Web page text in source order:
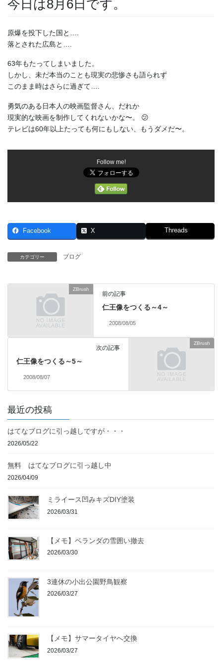
今日は8月6日です。
原爆を投下した国と….
落とされた広島と….
63年もたってしまいました。
しかし、未だ本当のことも現実の悲惨さも語られず
このまま時はさらに過ぎて….
勇気のある日本人の映画監督さん、だれか
現実的な映画を制作してくれないかな〜。 😕
テレビは60年以上たっても何にもしない、もうダメだ〜。
Follow me!
Facebook X Threads
カテゴリー ブログ
ZBrush
前の記事
仁王像をつくる～4～
2008/08/05
ZBrush
次の記事
仁王像をつくる～5～
2008/08/07
最近の投稿
はてなブログに引っ越しですが・・・
2026/05/22
無料 はてなブログに引っ越し中
2026/04/09
ミライース凹みキズDIY塗装
2026/03/31
【メモ】ベランダの雪囲い撤去
2026/03/30
3連休の小出公園野鳥観察
2026/03/27
【メモ】サマータイヤへ交換
2026/03/27